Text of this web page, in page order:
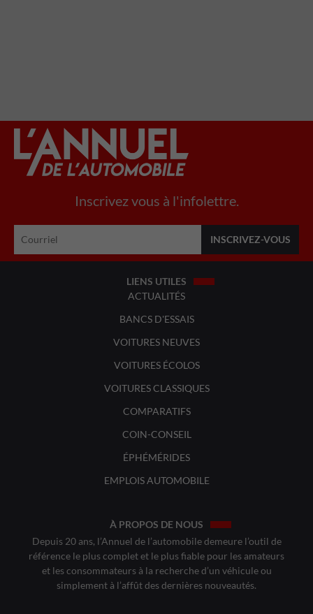
Inscrivez vous à l'infolettre.
LIENS UTILES
ACTUALITÉS
BANCS D'ESSAIS
VOITURES NEUVES
VOITURES ÉCOLOS
VOITURES CLASSIQUES
COMPARATIFS
COIN-CONSEIL
ÉPHÉMÉRIDES
EMPLOIS AUTOMOBILE
À PROPOS DE NOUS
Depuis 20 ans, l’Annuel de l’automobile demeure l’outil de
référence le plus complet et le plus fiable pour les amateurs
et les consommateurs à la recherche d’un véhicule ou
simplement à l’affût des dernières nouveautés.